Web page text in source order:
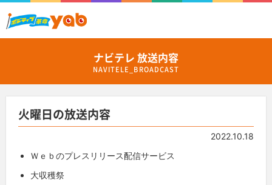
ナビテレ 放送内容
NAVITELE_BROADCAST
火曜日の放送内容
2022.10.18
Ｗｅｂのプレスリリース配信サービス
大収穫祭